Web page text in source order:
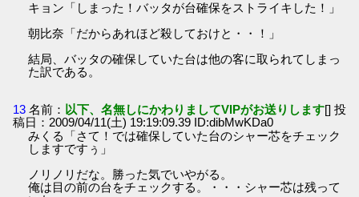
キョン「しまった！バッタが台確保をストライキした！」
朝比奈「だからあれほど殺しておけと・・！」
結局、バッタの確保していた台は他の客に取られてしまっ
た訳である。
13 名前： 以下、名無しにかわりましてVIPがお送りします[] 投
稿日：2009/04/11(土) 19:19:09.39 ID:dibMwKDa0
みくる「さて！では確保していた台のシャー芯をチェック
しますですぅ」
ノリノリだな。勝った気でいやがる。
俺は目の前の台をチェックする。・・・シャー芯は残って